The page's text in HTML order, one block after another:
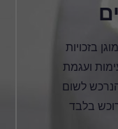
ועגמת
לשום
בלבד